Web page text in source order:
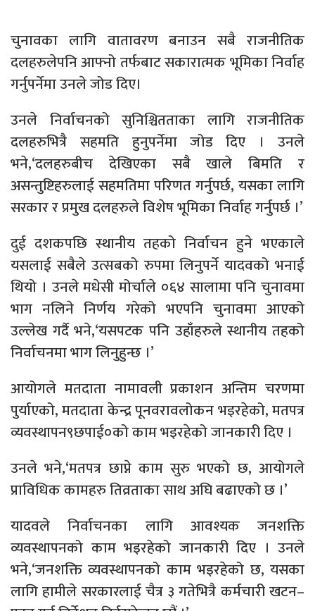
चुनावका लागि वातावरण बनाउन सबै राजनीतिक
दलहरुलेपनि आफ्नो तर्फबाट सकारात्मक भूमिका निर्वाह
गर्नुपर्नेमा उनले जोड दिए।
उनले निर्वाचनको सुनिश्चितताका लागि राजनीतिक
दलहरुभित्रै सहमति हुनुपर्नेमा जोड दिए । उनले
भने,‘दलहरुबीच देखिएका सबै खाले बिमति र
असन्तुष्टिहरुलाई सहमतिमा परिणत गर्नुपर्छ, यसका लागि
सरकार र प्रमुख दलहरुले विशेष भूमिका निर्वाह गर्नुपर्छ ।’
दुई दशकपछि स्थानीय तहको निर्वाचन हुने भएकाले
यसलाई सबैले उत्सबको रुपमा लिनुपर्ने यादवको भनाई
थियो । उनले मधेसी मोर्चाले ०६४ सालामा पनि चुनावमा
भाग नलिने निर्णय गरेको भएपनि चुनावमा आएको
उल्लेख गर्दै भने,‘यसपटक पनि उहाँहरुले स्थानीय तहको
निर्वाचनमा भाग लिनुहुन्छ ।’
आयोगले मतदाता नामावली प्रकाशन अन्तिम चरणमा
पुर्याएको, मतदाता केन्द्र पूनवरावलोकन भइरहेको, मतपत्र
व्यवस्थापन९छपाई०को काम भइरहेको जानकारी दिए ।
उनले भने,‘मतपत्र छाप्ने काम सुरु भएको छ, आयोगले
प्राविधिक कामहरु तिव्रताका साथ अघि बढाएको छ ।’
यादवले निर्वाचनका लागि आवश्यक जनशक्ति
व्यवस्थापनको काम भइरहेको जानकारी दिए । उनले
भने,‘जनशक्ति व्यवस्थापनको काम भइरहेको छ, यसका
लागि हामीले सरकारलाई चैत्र ३ गतेभित्रै कर्मचारी खटन–